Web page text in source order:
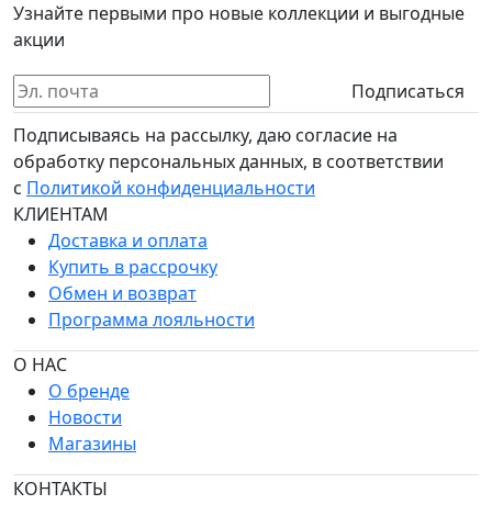
Узнайте первыми про новые коллекции и выгодные
акции
Подписаться
Подписываясь на рассылку, даю согласие на
обработку персональных данных, в соответствии
с Политикой конфиденциальности
КЛИЕНТАМ
Доставка и оплата
Купить в рассрочку
Обмен и возврат
Программа лояльности
О НАС
О бренде
Новости
Магазины
КОНТАКТЫ